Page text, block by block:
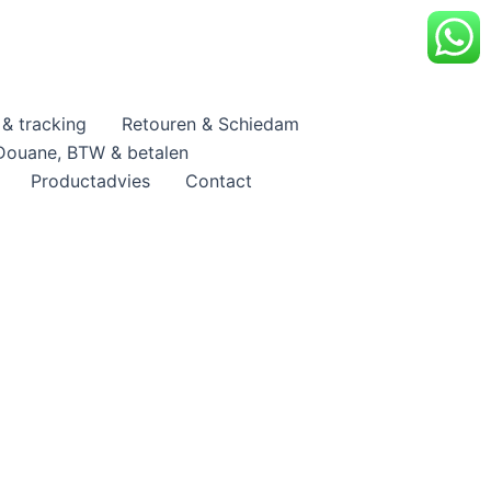
tracking
Retouren & Schiedam
BTW & betalen
Productadvies
Contact